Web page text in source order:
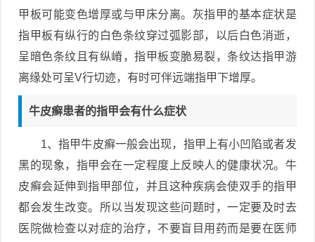
甲板可能变色增厚或与甲床分离。灰指甲的基本症状是
指甲板有纵行的白色条纹穿过弧影部，以后白色消逝，
呈暗色条纹且有纵嵴，指甲板变脆易裂，条纹达指甲游
离缘处可呈V行切迹，有时可伴远端指甲下增厚。
牛皮癣患者的指甲会有什么症状
1、指甲牛皮癣一般会出现，指甲上有小凹陷或者发
黑的现象，指甲会在一定程度上反映人的健康状况。牛
皮癣会延伸到指甲部位，并且这种疾病会使双手的指甲
都会发生改变。所以当发现这些问题时，一定要及时去
医院做检查以对症的治疗，不要盲目用药而是要在医师